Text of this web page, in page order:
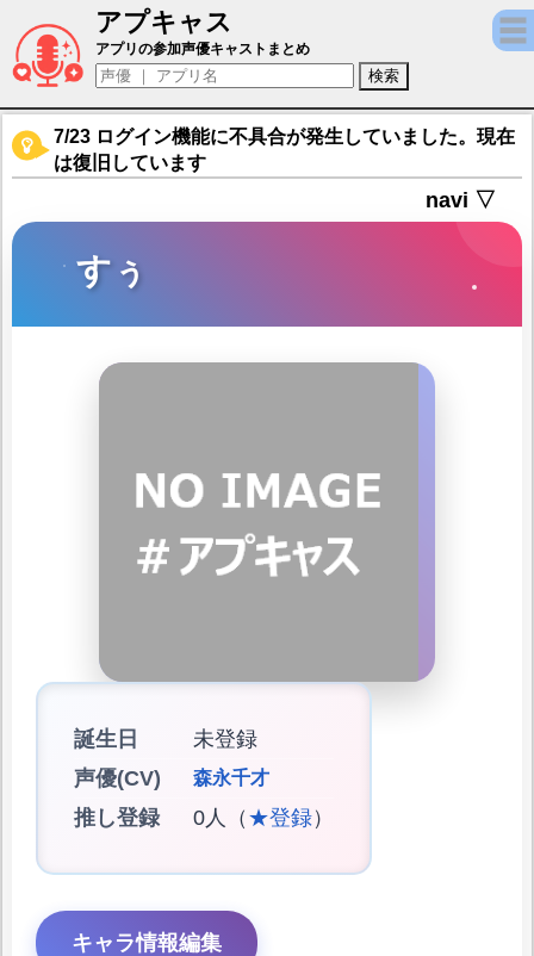
アプキャス
すぅ（声優：森永千才)【ぱすてるメモリー
アプリの参加声優キャストまとめ
7/23 ログイン機能に不具合が発生していました。現在
は復旧しています
navi ▽
すぅ
誕生日
未登録
声優(CV)
森永千才
推し登録 0人（ ★登録）
キャラ情報編集